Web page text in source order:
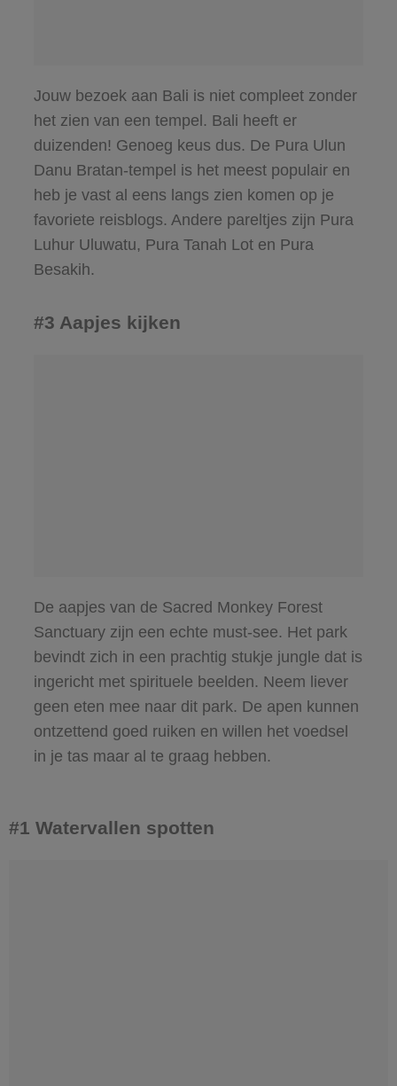
Jouw bezoek aan Bali is niet compleet zonder
het zien van een tempel. Bali heeft er
duizenden! Genoeg keus dus. De Pura Ulun
Danu Bratan-tempel is het meest populair en
heb je vast al eens langs zien komen op je
favoriete reisblogs. Andere pareltjes zijn Pura
Luhur Uluwatu, Pura Tanah Lot en Pura
Besakih.
#3 Aapjes kijken
De aapjes van de Sacred Monkey Forest
Sanctuary zijn een echte must-see. Het park
bevindt zich in een prachtig stukje jungle dat is
ingericht met spirituele beelden. Neem liever
geen eten mee naar dit park. De apen kunnen
ontzettend goed ruiken en willen het voedsel
in je tas maar al te graag hebben.
#1 Watervallen spotten